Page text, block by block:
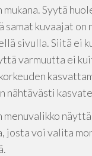
Syytä
kuvaajat on
sivulla. Siitä ei
varmuutta ei
nähtävästi
josta voi valita